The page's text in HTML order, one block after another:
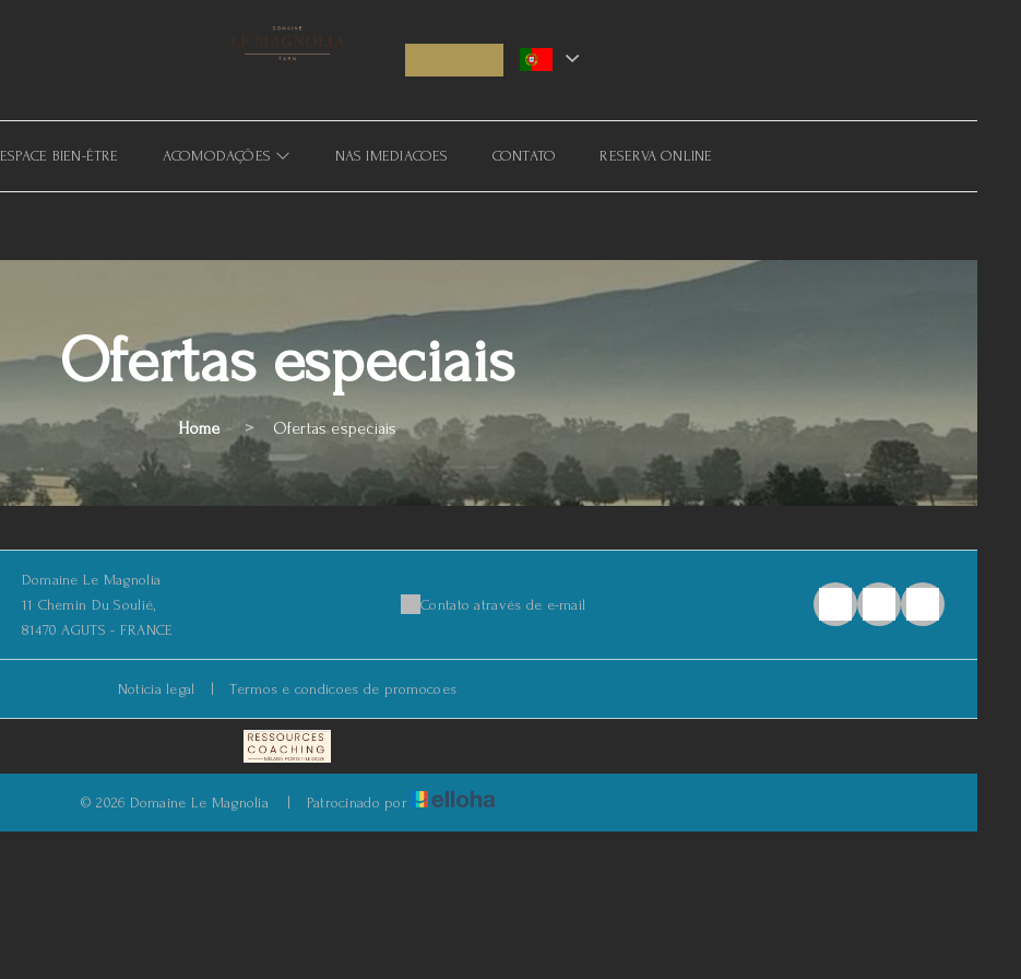
ESPACE BIEN-ÊTRE ACOMODAÇÕES NAS IMEDIACOES CONTATO RESERVA ONLINE
Ofertas especiais
Home Ofertas especiais
Domaine Le Magnolia
11 Chemin Du Soulié,
81470 AGUTS - FRANCE
Contato através de e-mail
Noticia legal | Termos e condicoes de promocoes
© 2026 Domaine Le Magnolia Patrocinado por